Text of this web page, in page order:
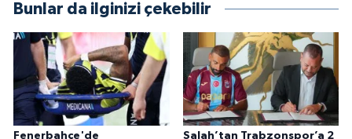
Bunlar da ilginizi çekebilir
Fenerbahçe'de
Salah’tan Trabzonspor’a 2